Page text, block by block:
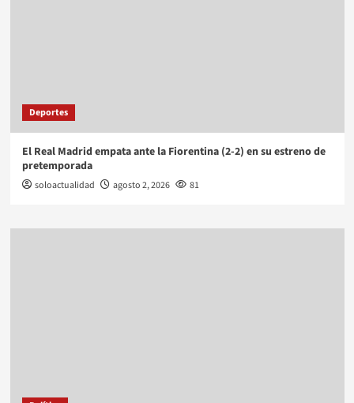
Deportes
El Real Madrid empata ante la Fiorentina (2-2) en su estreno de
pretemporada
soloactualidad agosto 2, 2026 81